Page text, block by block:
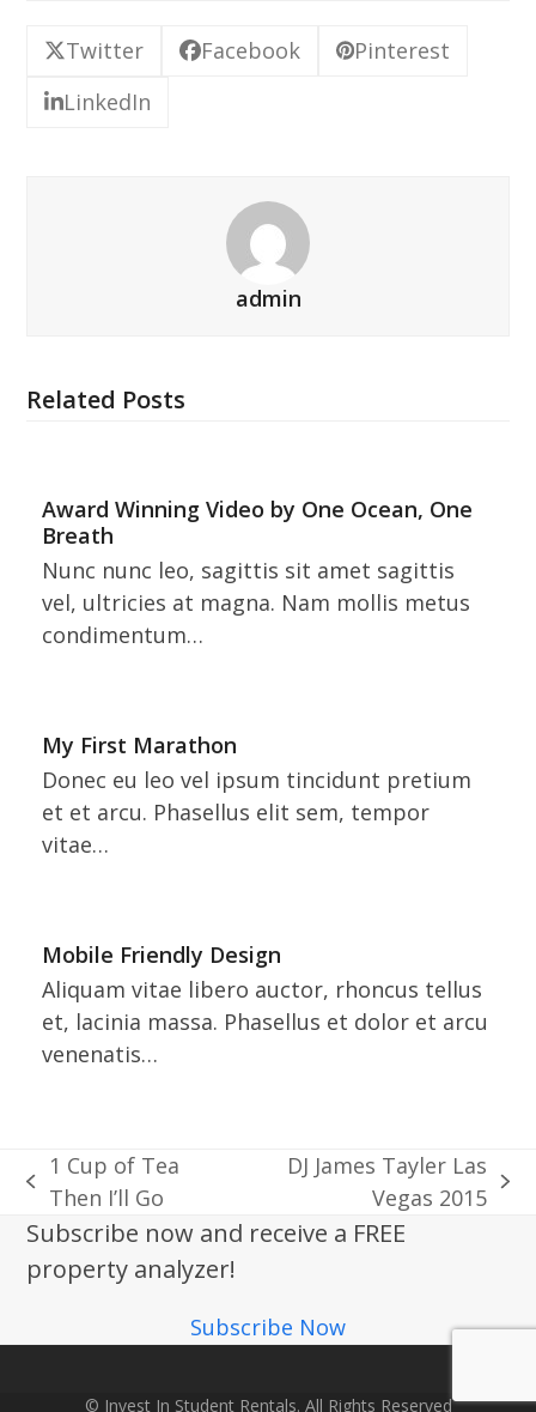
Twitter Facebook
Pinterest
LinkedIn
admin
Related Posts
Award Winning Video by One Ocean, One
Breath
Nunc nunc leo, sagittis sit amet sagittis
vel, ultricies at magna. Nam mollis metus
condimentum…
My First Marathon
Donec eu leo vel ipsum tincidunt pretium
et et arcu. Phasellus elit sem, tempor
vitae…
Mobile Friendly Design
Aliquam vitae libero auctor, rhoncus tellus
et, lacinia massa. Phasellus et dolor et arcu
venenatis…
previous
post:
1 Cup of Tea
Then I’ll Go
post:
DJ James Tayler Las
Vegas 2015
Subscribe now and receive a FREE
property analyzer!
Subscribe Now
© Invest In Student Rentals. All Rights Reserved